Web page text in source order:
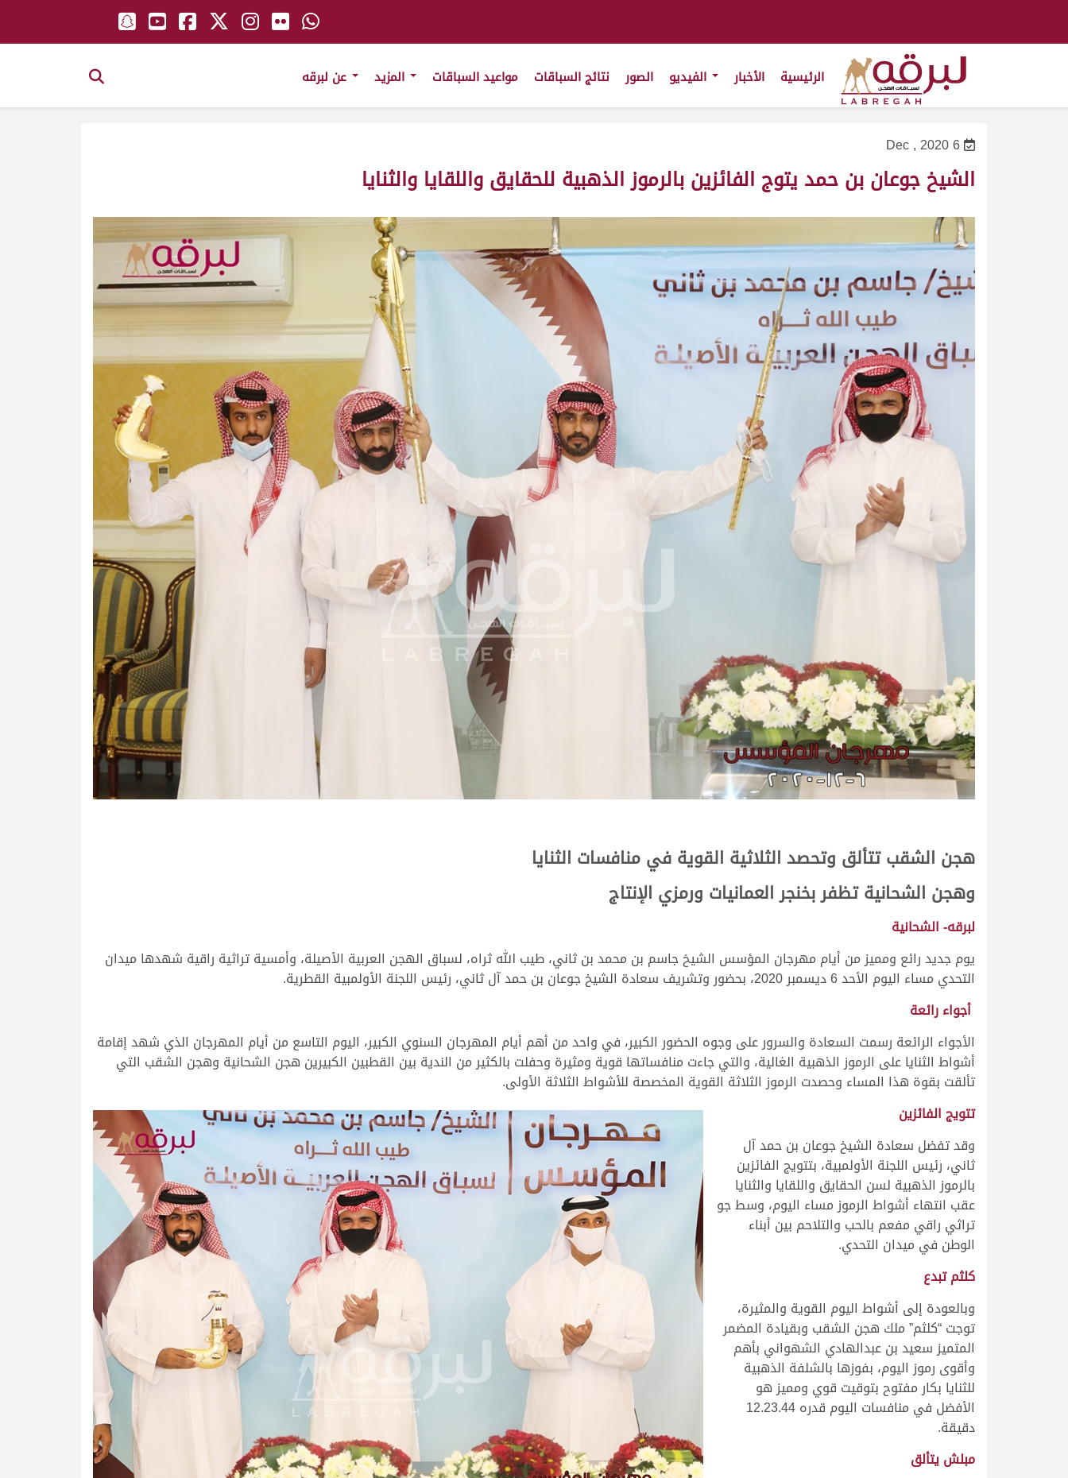
الرئيسية الأخبار الصور نتائج السباقات مواعيد السباقات
6 Dec , 2020
الشيخ جوعان بن حمد يتوج الفائزين بالرموز الذهبية للحقايق واللقايا والثنايا
هجن الشقب تتألق وتحصد الثلاثية القوية في منافسات الثنايا
وهجن الشحانية تظفر بخنجر العمانيات ورمزي الإنتاج
لبرقه- الشحانية
يوم جديد رائع ومميز من أيام مهرجان المؤسس الشيخ جاسم بن محمد بن ثاني، طيب الله ثراه، لسباق الهجن العربية الأصيلة، وأمسية تراثية راقية شهدها ميدان
التحدي مساء اليوم الأحد 6 ديسمبر 2020، بحضور وتشريف سعادة الشيخ جوعان بن حمد آل ثاني، رئيس اللجنة الأولمبية القطرية.
أجواء رائعة
الأجواء الرائعة رسمت السعادة والسرور على وجوه الحضور الكبير، في واحد من أهم أيام المهرجان السنوي الكبير، اليوم التاسع من أيام المهرجان الذي شهد إقامة
أشواط الثنايا على الرموز الذهبية الغالية، والتي جاءت منافساتها قوية ومثيرة وحفلت بالكثير من الندية بين القطبين الكبيرين هجن الشحانية وهجن الشقب التي
تألقت بقوة هذا المساء وحصدت الرموز الثلاثة القوية المخصصة للأشواط الثلاثة الأولى.
تتويج الفائزين
وقد تفضل سعادة الشيخ جوعان بن حمد آل
ثاني، رئيس اللجنة الأولمبية، بتتويج الفائزين
بالرموز الذهبية لسن الحقايق واللقايا والثنايا
عقب انتهاء أشواط الرموز مساء اليوم، وسط جو
تراثي راقي مفعم بالحب والتلاحم بين أبناء
الوطن في ميدان التحدي.
كلثم تبدع
وبالعودة إلى أشواط اليوم القوية والمثيرة،
توجت “كلثم” ملك هجن الشقب وبقيادة المضمر
المتميز سعيد بن عبدالهادي الشهواني بأهم
وأقوى رموز اليوم، بفوزها بالشلفة الذهبية
للثنايا بكار مفتوح بتوقيت قوي ومميز هو
الأفضل في منافسات اليوم قدره 12.23.44
دقيقة.
مبلش يتألق